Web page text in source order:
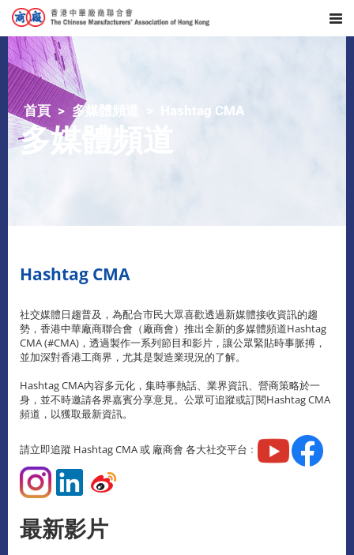
首頁 多媒體頻道 Hashtag CMA
多媒體頻道
Hashtag CMA
社交媒體日趨普及，為配合市民大眾喜歡透過新媒體接收資訊的趨
勢，香港中華廠商聯合會（廠商會）推出全新的多媒體頻道Hashtag
CMA (#CMA)，透過製作一系列節目和影片，讓公眾緊貼時事脈搏，
並加深對香港工商界，尤其是製造業現況的了解。
Hashtag CMA內容多元化，集時事熱話、業界資訊、營商策略於一
身，並不時邀請各界嘉賓分享意見。公眾可追蹤或訂閱Hashtag CMA
頻道，以獲取最新資訊。
請立即追蹤 Hashtag CMA 或 廠商會 各大社交平台﹕
最新影片